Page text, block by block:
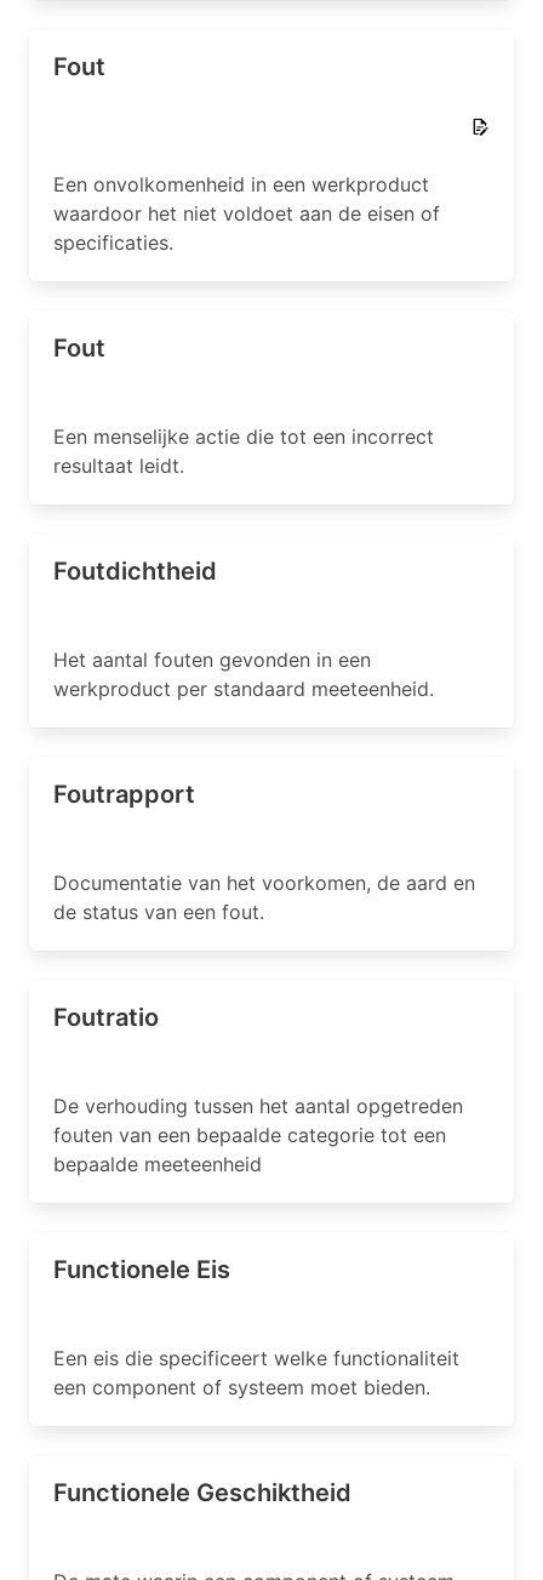
Fout
Een onvolkomenheid in een werkproduct
waardoor het niet voldoet aan de eisen of
specificaties.
Fout
Een menselijke actie die tot een incorrect
resultaat leidt.
Foutdichtheid
Het aantal fouten gevonden in een
werkproduct per standaard meeteenheid.
Foutrapport
Documentatie van het voorkomen, de aard en
de status van een fout.
Foutratio
De verhouding tussen het aantal opgetreden
fouten van een bepaalde categorie tot een
bepaalde meeteenheid
Functionele Eis
Een eis die specificeert welke functionaliteit
een component of systeem moet bieden.
Functionele Geschiktheid